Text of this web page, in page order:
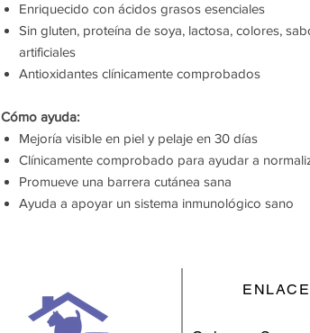
Enriquecido con ácidos grasos esenciales
Sin gluten, proteína de soya, lactosa, colores,
artificiales
Antioxidantes clínicamente comprobados
Cómo ayuda:
Mejoría visible en piel y pelaje en 30 días
Clínicamente comprobado para ayudar a
Promueve una barrera cutánea sana
Ayuda a apoyar un sistema inmunológico sano